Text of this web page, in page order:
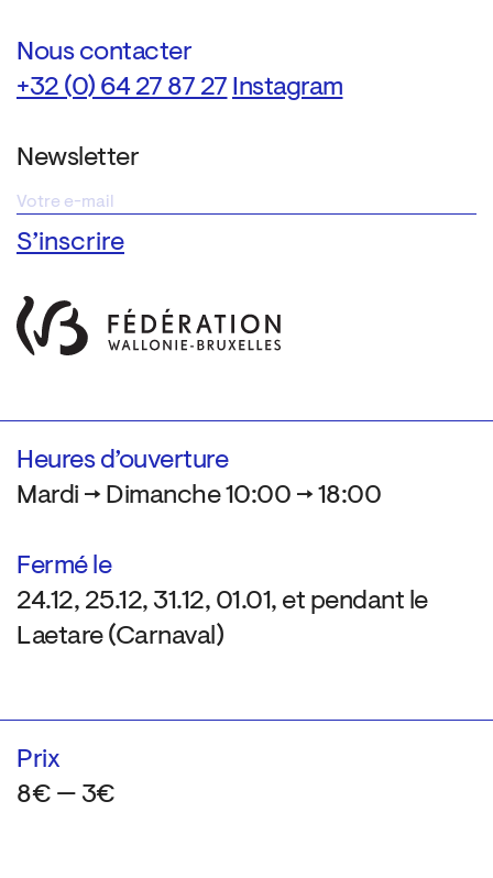
Nous contacter
+32 (0) 64 27 87 27 Instagram
Newsletter
Heures d’ouverture
Mardi → Dimanche 10:00 → 18:00
Fermé le
24.12, 25.12, 31.12, 01.01, et pendant le
Laetare (Carnaval)
Prix
8€ — 3€